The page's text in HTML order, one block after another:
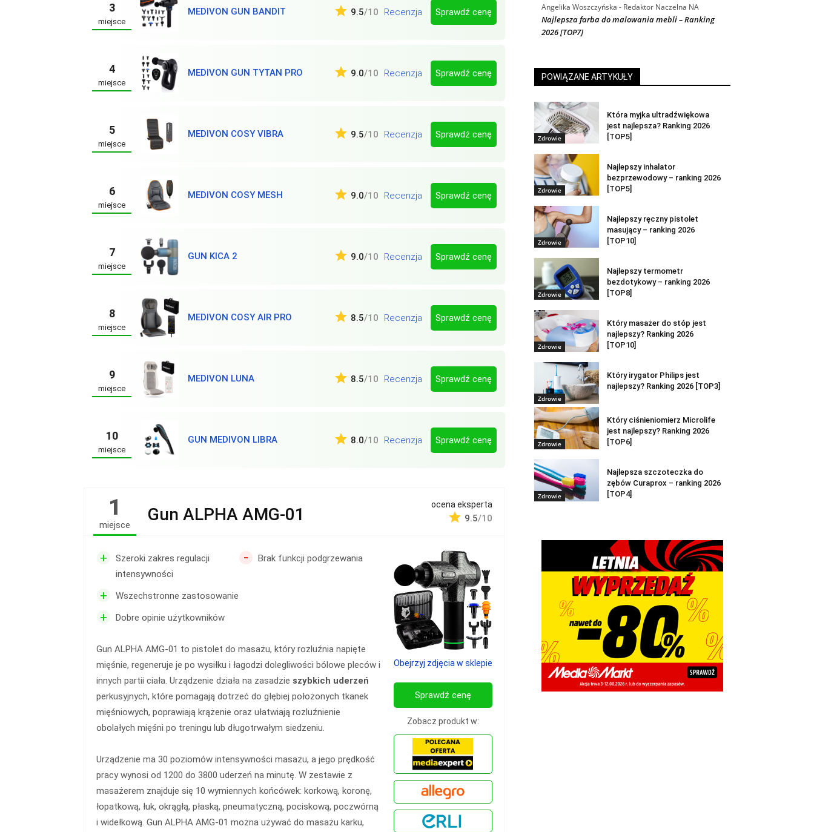
3
miejsce
MEDIVON GUN BANDIT 9.5/10 Recenzja Sprawdź cenę
4
miejsce
MEDIVON GUN TYTAN PRO 9.0/10 Recenzja Sprawdź cenę
5
miejsce
MEDIVON COSY VIBRA 9.5/10 Recenzja Sprawdź cenę
6
miejsce
MEDIVON COSY MESH 9.0/10 Recenzja Sprawdź cenę
7
miejsce
GUN KICA 2 9.0/10 Recenzja Sprawdź cenę
8
miejsce
MEDIVON COSY AIR PRO 8.5/10 Recenzja Sprawdź cenę
9
miejsce
MEDIVON LUNA 8.5/10 Recenzja Sprawdź cenę
10
miejsce
GUN MEDIVON LIBRA 8.0/10 Recenzja Sprawdź cenę
1
miejsce
Gun ALPHA AMG-01 ocena eksperta
9.5/10
+
Szeroki zakres regulacji
intensywności
+ Wszechstronne zastosowanie
+ Dobre opinie użytkowników
- Brak funkcji podgrzewania
Gun ALPHA AMG‑01 to pistolet do masażu, który rozluźnia napięte
mięśnie, regeneruje je po wysiłku i łagodzi dolegliwości bólowe pleców i
innych partii ciała. Urządzenie działa na zasadzie szybkich uderzeń
perkusyjnych, które pomagają dotrzeć do głębiej położonych tkanek
mięśniowych, poprawiają krążenie oraz ułatwiają rozluźnienie
obolałych mięśni po treningu lub długotrwałym siedzeniu.
Urządzenie ma 30 poziomów intensywności masażu, a jego prędkość
pracy wynosi od 1200 do 3800 uderzeń na minutę. W zestawie z
masażerem znajduje się 10 wymiennych końcówek: korkową, koronę,
łopatkową, łuk, okrągłą, płaską, pneumatyczną, pociskową, poczwórną
i widełkową. Gun ALPHA AMG‑01 można używać do masażu karku,
Obejrzyj zdjęcia w sklepie
Sprawdź cenę
Zobacz produkt w:
Angelika Woszczyńska - Redaktor Naczelna NA
Najlepsza farba do malowania mebli – Ranking
2026 [TOP7]
POWIĄZANE ARTYKUŁY
Zdrowie
Która myjka ultradźwiękowa
jest najlepsza? Ranking 2026
[TOP5]
Zdrowie
Najlepszy inhalator
bezprzewodowy – ranking 2026
[TOP5]
Zdrowie
Najlepszy ręczny pistolet
masujący – ranking 2026
[TOP10]
Zdrowie
Najlepszy termometr
bezdotykowy – ranking 2026
[TOP8]
Zdrowie
Który masażer do stóp jest
najlepszy? Ranking 2026
[TOP10]
Zdrowie
Który irygator Philips jest
najlepszy? Ranking 2026 [TOP3]
Zdrowie
Który ciśnieniomierz Microlife
jest najlepszy? Ranking 2026
[TOP6]
Zdrowie
Najlepsza szczoteczka do
zębów Curaprox – ranking 2026
[TOP4]